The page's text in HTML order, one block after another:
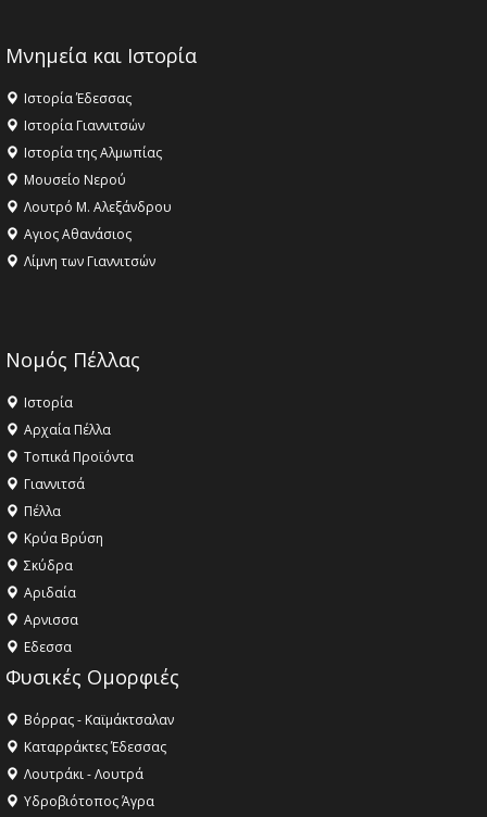
Μνημεία και Ιστορία
Ιστορία Έδεσσας
Ιστορία Γιαννιτσών
Ιστορία της Αλμωπίας
Μουσείο Νερού
Λουτρό Μ. Αλεξάνδρου
Αγιος Αθανάσιος
Λίμνη των Γιαννιτσών
Νομός Πέλλας
Ιστορία
Αρχαία Πέλλα
Τοπικά Προϊόντα
Γιαννιτσά
Πέλλα
Κρύα Βρύση
Σκύδρα
Αριδαία
Aρνισσα
Eδεσσα
Φυσικές Ομορφιές
Βόρρας - Καϊμάκτσαλαν
Καταρράκτες Έδεσσας
Λουτράκι - Λουτρά
Υδροβιότοπος Άγρα